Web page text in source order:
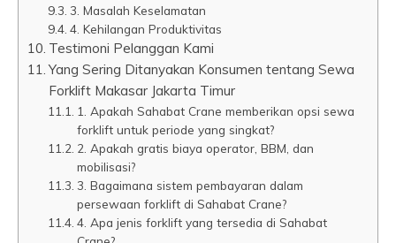
3. Masalah Keselamatan
4. Kehilangan Produktivitas
Testimoni Pelanggan Kami
Yang Sering Ditanyakan Konsumen tentang Sewa
Forklift Makasar Jakarta Timur
1. Apakah Sahabat Crane memberikan opsi sewa
forklift untuk periode yang singkat?
2. Apakah gratis biaya operator, BBM, dan
mobilisasi?
3. Bagaimana sistem pembayaran dalam
persewaan forklift di Sahabat Crane?
4. Apa jenis forklift yang tersedia di Sahabat